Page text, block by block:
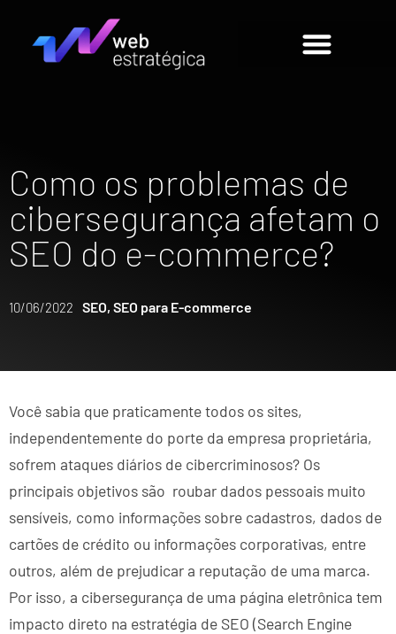
Como os problemas de
cibersegurança afetam o
SEO do e-commerce?
10/06/2022 SEO, SEO para E-commerce
Você sabia que praticamente todos os sites,
independentemente do porte da empresa proprietária,
sofrem ataques diários de cibercriminosos? Os
principais objetivos são roubar dados pessoais muito
sensíveis, como informações sobre cadastros, dados de
cartões de crédito ou informações corporativas, entre
outros, além de prejudicar a reputação de uma marca.
Por isso, a cibersegurança de uma página eletrônica tem
impacto direto na estratégia de SEO (Search Engine